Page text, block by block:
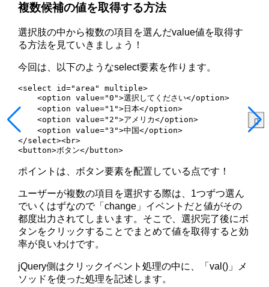
複数候補の値を取得する方法
選択肢の中から複数の項目を選んだvalue値を取得す
る方法を見ていきましょう！
今回は、以下のようなselect要素を作ります。
<select id="area" multiple>
    <option value="0">選択してください</option>
    <option value="1">日本</option>
    <option value="2">アメリカ</option>
    <option value="3">中国</option>
</select><br>
<button>ボタン</button>
ポイントは、ボタン要素を配置している点です！
ユーザーが複数の項目を選択する際は、1つずつ選ん
でいくはずなので「change」イベントだと値がその
都度出力されてしまいます。そこで、選択完了後にボ
タンをクリックすることでまとめて値を取得すると効
率が良いわけです。
jQuery側はクリックイベント処理の中に、「val()」メ
ソッドを使った処理を記述します。